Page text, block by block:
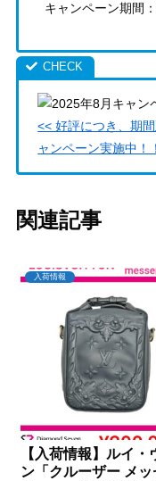
キャンペーン期間
<< 好評につき、期
ャンペーン実施中！
関連記事
入荷情報
【入荷情報】ルイ・
ン「クルーザー メッ